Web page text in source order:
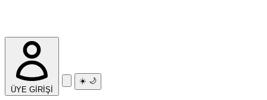
ÜYE GİRİŞİ
☀️ 🌙